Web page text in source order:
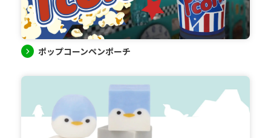
ポップコーンペンポーチ